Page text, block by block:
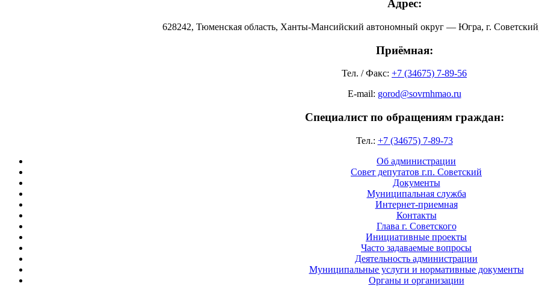
Адрес:
628242, Тюменская область, Ханты-Мансийский автономный округ — Югра, г.
Приёмная:
Тел. / Факс: +7 (34675) 7-89-56
E-mail: gorod@sovrnhmao.ru
Специалист по обращениям граждан:
Тел.: +7 (34675) 7-89-73
Об администрации
Совет депутатов г.п. Советский
Документы
Муниципальная служба
Интернет-приемная
Контакты
Глава г. Советского
Инициативные проекты
Часто задаваемые вопросы
Деятельность администрации
Муниципальные услуги и нормативные документы
Органы и организации